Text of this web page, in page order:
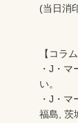
(当日消
【コラム
・J・
い。
・J・
福島, 茨